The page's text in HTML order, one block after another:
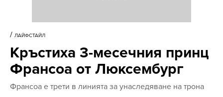
и
/ ЛАЙФСТАЙЛ
Кръстиха 3-месечния принц
Франсоа от Люксембург
Франсоа е трети в линията за унаследяване на трона